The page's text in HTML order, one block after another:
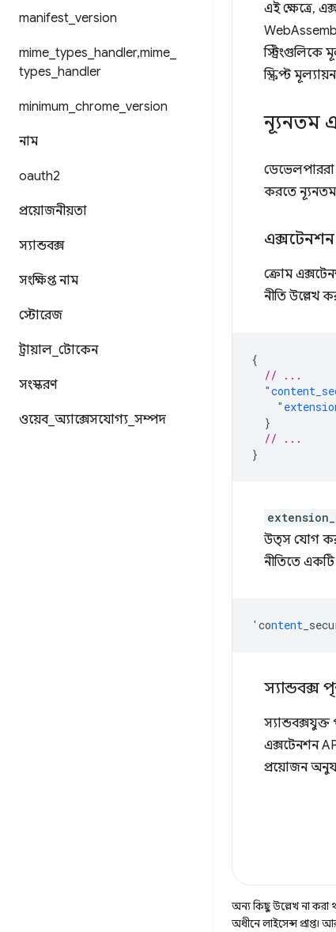
manifest version
mime types handler,mime
types handler
minimum chrome version
নাম
oauth2
প্রয়োজনীয়তা
স্যান্ডবক্স
সংক্ষিপ্ত নাম
স্টোরেজ
ট্রায়াল টোকেন
সংস্করণ
ওয়েব_ অ্যাক্সেসযোগ্য সম্পদ
এই ক্ষেত্রে,
স্ট্রিংগুলিকে
স্ক্রিপ্ট
ন্যূনতম
করতে ন্যূনতম
ক্রোম
নীতি উল্লেখ
{
// ...
}
// ...
}
উত্স যোগ
নীতিতে
'content
স্যান্ডবক্স
এক্সটেনশন
প্রয়োজন
অন্য কিছু উল্লেখ না করা
অধীনে লাইসেন্স প্রাপ্ত।